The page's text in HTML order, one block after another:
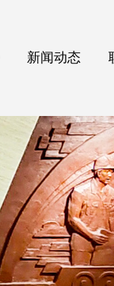
新闻动态